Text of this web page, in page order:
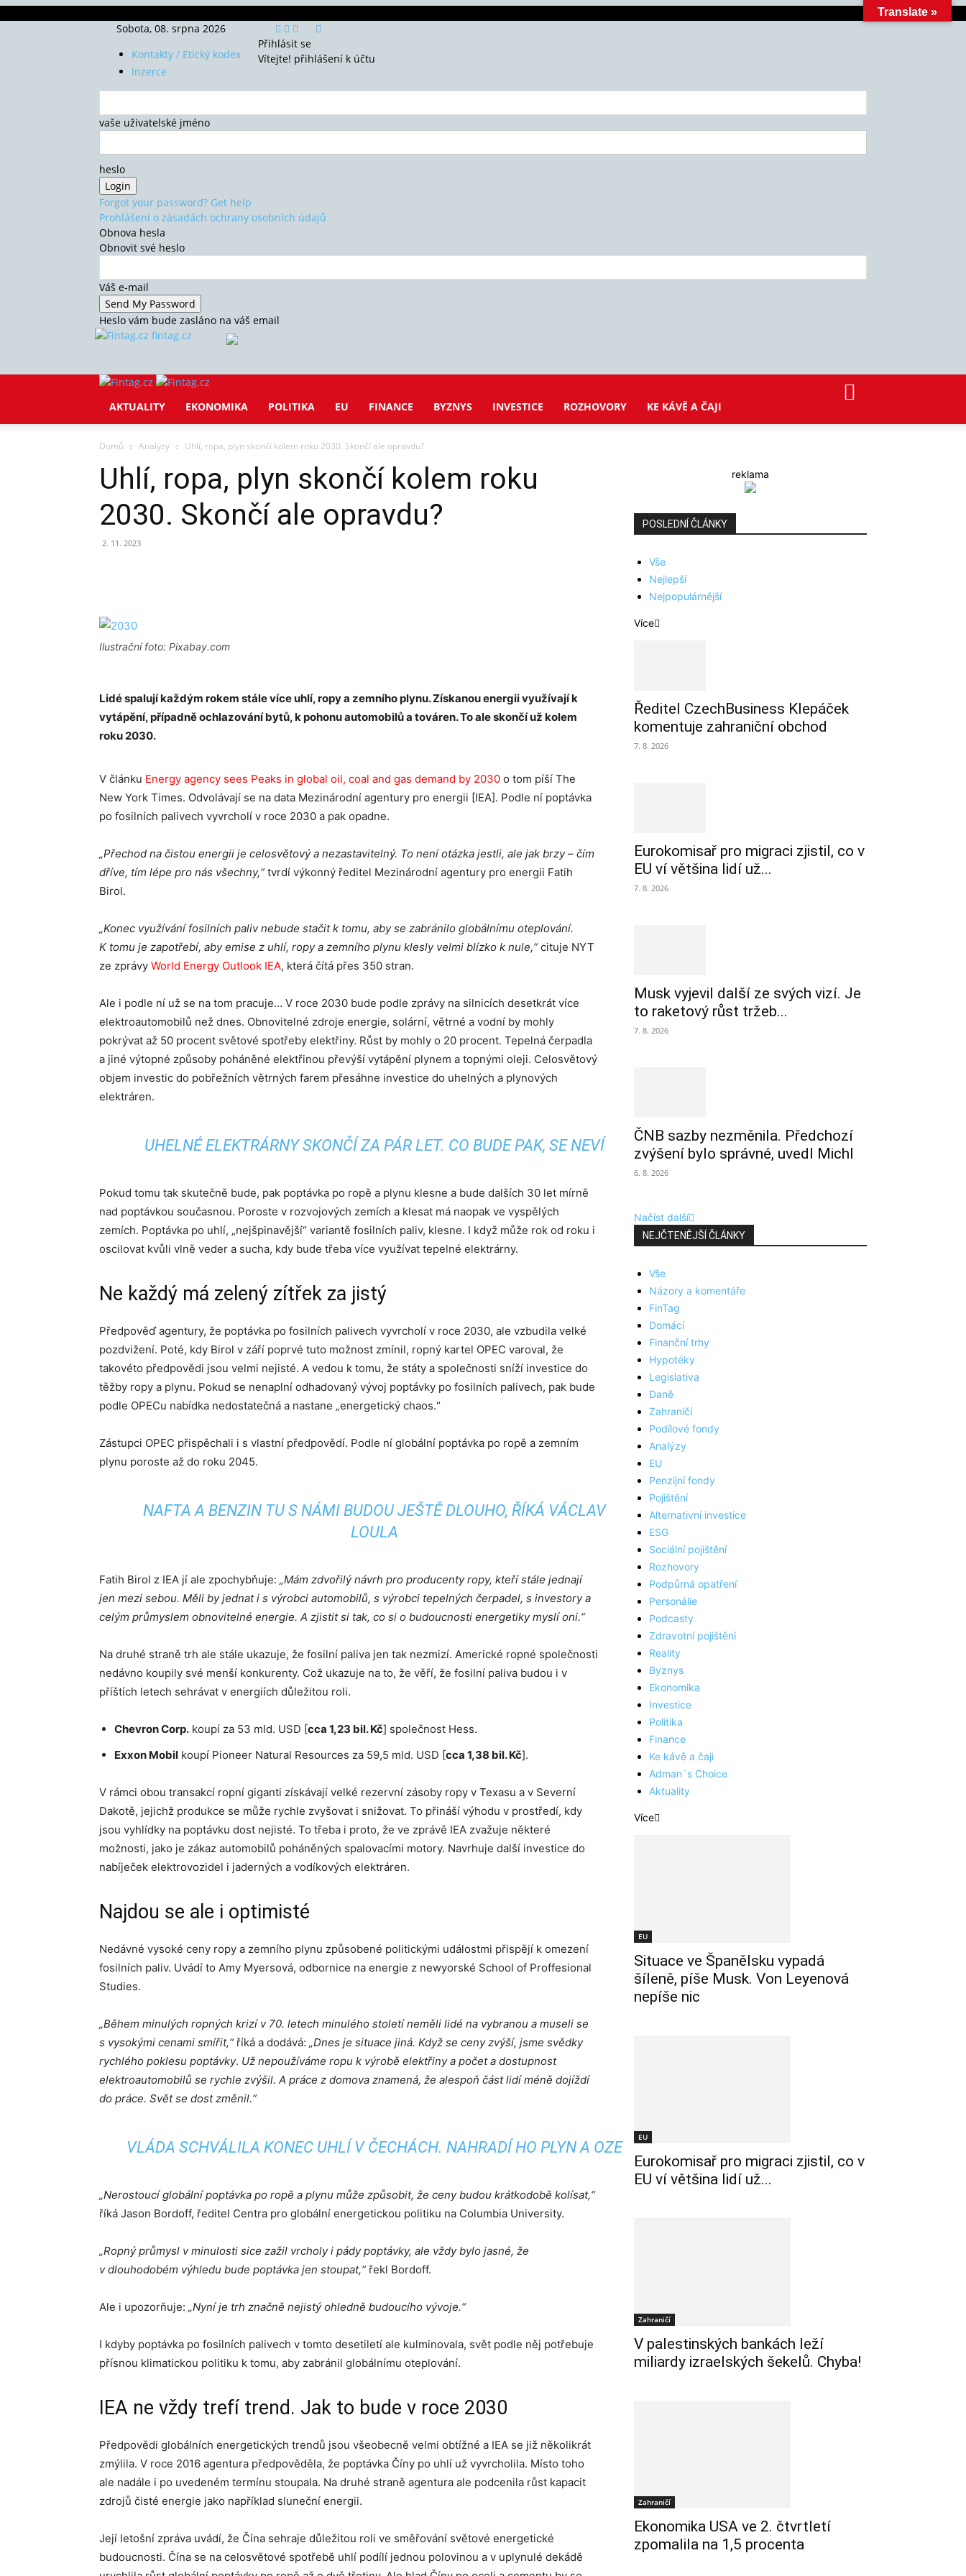
Sobota, 08. srpna 2026
Kontakty / Etický kodex
Inzerce
Přihlásit se
Vítejte! přihlášení k účtu
vaše uživatelské jméno
heslo
Forgot your password? Get help
Prohlášení o zásadách ochrany osobních údajů
Obnova hesla
Obnovit své heslo
Váš e-mail
Heslo vám bude zasláno na váš email
fintag.cz
AKTUALITY EKONOMIKA POLITIKA EU FINANCE BYZNYS INVESTICE ROZHOVORY KE KÁVĚ A ČAJI
Domů Analýzy Uhlí, ropa, plyn skončí kolem roku 2030. Skončí ale opravdu?
Uhlí, ropa, plyn skončí kolem roku
2030. Skončí ale opravdu?
2. 11. 2023
Ilustrační foto: Pixabay.com
Lidé spalují každým rokem stále více uhlí, ropy a zemního plynu. Získanou energii využívají k
vytápění, případně ochlazování bytů, k pohonu automobilů a továren. To ale skončí už kolem
roku 2030.
V článku Energy agency sees Peaks in global oil, coal and gas demand by 2030 o tom píší The
New York Times. Odvolávají se na data Mezinárodní agentury pro energii [IEA]. Podle ní poptávka
po fosilních palivech vyvrcholí v roce 2030 a pak opadne.
„Přechod na čistou energii je celosvětový a nezastavitelný. To není otázka jestli, ale jak brzy – čím
dříve, tím lépe pro nás všechny,“tvrdí výkonný ředitel Mezinárodní agentury pro energii Fatih
Birol.
„Konec využívání fosilních paliv nebude stačit k tomu, aby se zabránilo globálnímu oteplování.
K tomu je zapotřebí, aby emise z uhlí, ropy a zemního plynu klesly velmi blízko k nule,“cituje NYT
ze zprávy World Energy Outlook IEA, která čítá přes 350 stran.
Ale i podle ní už se na tom pracuje… V roce 2030 bude podle zprávy na silnicích desetkrát více
elektroautomobilů než dnes. Obnovitelné zdroje energie, solární, větrné a vodní by mohly
pokrývat až 50 procent světové spotřeby elektřiny. Růst by mohly o 20 procent. Tepelná čerpadla
a jiné výtopné způsoby poháněné elektřinou převýší vytápění plynem a topnými oleji. Celosvětový
objem investic do pobřežních větrných farem přesáhne investice do uhelných a plynových
elektráren.
UHELNÉ ELEKTRÁRNY SKONČÍ ZA PÁR LET. CO BUDE PAK, SE NEVÍ
Pokud tomu tak skutečně bude, pak poptávka po ropě a plynu klesne a bude dalších 30 let mírně
nad poptávkou současnou. Poroste v rozvojových zemích a klesat má naopak ve vyspělých
zemích. Poptávka po uhlí, „nejšpinavější“ variantě fosilních paliv, klesne. I když může rok od roku i
oscilovat kvůli vlně veder a sucha, kdy bude třeba více využívat tepelné elektrárny.
Ne každý má zelený zítřek za jistý
Předpověď agentury, že poptávka po fosilních palivech vyvrcholí v roce 2030, ale vzbudila velké
pozdvižení. Poté, kdy Birol v září poprvé tuto možnost zmínil, ropný kartel OPEC varoval, že
takovéto předpovědi jsou velmi nejisté. A vedou k tomu, že státy a společnosti sníží investice do
těžby ropy a plynu. Pokud se nenaplní odhadovaný vývoj poptávky po fosilních palivech, pak bude
podle OPECu nabídka nedostatečná a nastane „energetický chaos.“
Zástupci OPEC přispěchali i s vlastní předpovědí. Podle ní globální poptávka po ropě a zemním
plynu poroste až do roku 2045.
NAFTA A BENZIN TU S NÁMI BUDOU JEŠTĚ DLOUHO, ŘÍKÁ VÁCLAV
LOULA
Fatih Birol z IEA jí ale zpochybňuje: „Mám zdvořilý návrh pro producenty ropy, kteří stále jednají
jen mezi sebou. Měli by jednat i s výrobci automobilů, s výrobci tepelných čerpadel, s investory a
celým průmyslem obnovitelné energie. A zjistit si tak, co si o budoucnosti energetiky myslí oni.“
Na druhé straně trh ale stále ukazuje, že fosilní paliva jen tak nezmizí. Americké ropné společnosti
nedávno koupily své menší konkurenty. Což ukazuje na to, že věří, že fosilní paliva budou i v
příštích letech sehrávat v energiích důležitou roli.
Chevron Corp. koupí za 53 mld. USD [cca 1,23 bil. Kč] společnost Hess.
Exxon Mobil koupí Pioneer Natural Resources za 59,5 mld. USD [cca 1,38 bil. Kč].
V rámci obou transakcí ropní giganti získávají velké rezervní zásoby ropy v Texasu a v Severní
Dakotě, jejichž produkce se může rychle zvyšovat i snižovat. To přináší výhodu v prostředí, kdy
jsou vyhlídky na poptávku dost nejisté. To třeba i proto, že ve zprávě IEA zvažuje některé
možnosti, jako je zákaz automobilů poháněných spalovacími motory. Navrhuje další investice do
nabíječek elektrovozidel i jaderných a vodíkových elektráren.
Najdou se ale i optimisté
Nedávné vysoké ceny ropy a zemního plynu způsobené politickými událostmi přispějí k omezení
fosilních paliv. Uvádí to Amy Myersová, odbornice na energie z newyorské School of Proffesional
Studies.
„Během minulých ropných krizí v 70. letech minulého století neměli lidé na vybranou a museli se
s vysokými cenami smířit,“říká a dodává: „Dnes je situace jiná. Když se ceny zvýší, jsme svědky
rychlého poklesu poptávky. Už nepoužíváme ropu k výrobě elektřiny a počet a dostupnost
elektroautomobilů se rychle zvýšil. A práce z domova znamená, že alespoň část lidí méně dojíždí
do práce. Svět se dost změnil.“
VLÁDA SCHVÁLILA KONEC UHLÍ V ČECHÁCH. NAHRADÍ HO PLYN A OZE
„Nerostoucí globální poptávka po ropě a plynu může způsobit, že ceny budou krátkodobě kolísat,“
říká Jason Bordoff, ředitel Centra pro globální energetickou politiku na Columbia University.
„Ropný průmysl v minulosti sice zažil vrcholy i pády poptávky, ale vždy bylo jasné, že
v dlouhodobém výhledu bude poptávka jen stoupat,“řekl Bordoff.
Ale i upozorňuje: „Nyní je trh značně nejistý ohledně budoucího vývoje.“
I kdyby poptávka po fosilních palivech v tomto desetiletí ale kulminovala, svět podle něj potřebuje
přísnou klimatickou politiku k tomu, aby zabránil globálnímu oteplování.
IEA ne vždy trefí trend. Jak to bude v roce 2030
Předpovědi globálních energetických trendů jsou všeobecně velmi obtížné a IEA se již několikrát
zmýlila. V roce 2016 agentura předpověděla, že poptávka Číny po uhlí už vyvrcholila. Místo toho
ale nadále i po uvedeném termínu stoupala. Na druhé straně agentura ale podcenila růst kapacit
zdrojů čisté energie jako například sluneční energii.
Její letošní zpráva uvádí, že Čína sehraje důležitou roli ve směřování světové energetické
budoucnosti. Čína se na celosvětové spotřebě uhlí podílí jednou polovinou a v uplynulé dekádě
reklama
POSLEDNÍ ČLÁNKY
Vše
Nejlepší
Nejpopulárnější
Více
Ředitel CzechBusiness Klepáček
komentuje zahraniční obchod
7. 8. 2026
Eurokomisař pro migraci zjistil, co v
EU ví většina lidí už...
7. 8. 2026
Musk vyjevil další ze svých vizí. Je
to raketový růst tržeb...
7. 8. 2026
ČNB sazby nezměnila. Předchozí
zvýšení bylo správné, uvedl Michl
6. 8. 2026
Načíst další
NEJČTENĚJŠÍ ČLÁNKY
Vše
Názory a komentáře
FinTag
Domácí
Finanční trhy
Hypotéky
Legislativa
Daně
Zahraničí
Podílové fondy
Analýzy
EU
Penzijní fondy
Pojištění
Alternativní investice
ESG
Sociální pojištění
Rozhovory
Podpůrná opatření
Personálie
Podcasty
Zdravotní pojištění
Reality
Byznys
Ekonomika
Investice
Politika
Finance
Ke kávě a čaji
Adman´s Choice
Aktuality
Více
EU
Situace ve Španělsku vypadá
šíleně, píše Musk. Von Leyenová
nepíše nic
EU
Eurokomisař pro migraci zjistil, co v
EU ví většina lidí už...
Zahraničí
V palestinských bankách leží
miliardy izraelských šekelů. Chyba!
Zahraničí
Ekonomika USA ve 2. čtvrtletí
zpomalila na 1,5 procenta
Translate »